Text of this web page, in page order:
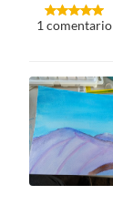
1 comentario